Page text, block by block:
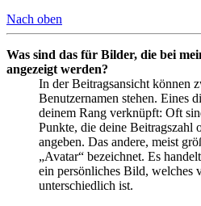
Nach oben
Was sind das für Bilder, die bei
angezeigt werden?
In der Beitragsansicht können
Benutzernamen stehen. Eines
deinem Rang verknüpft: Oft
Punkte, die deine Beitragszahl
angeben. Das andere, meist
„Avatar“ bezeichnet. Es
ein persönliches Bild, welches
unterschiedlich ist.